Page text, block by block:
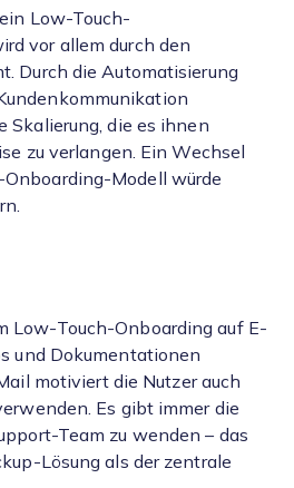
Low-Touch-
vor allem durch den
Durch die Automatisierung
Skalierung, die es ihnen
zu verlangen. Ein Wechsel
Modell würde
Low-Touch-Onboarding auf E-
und Dokumentationen
motiviert die Nutzer auch
Es gibt immer die
Team zu wenden – das
Lösung als der zentrale